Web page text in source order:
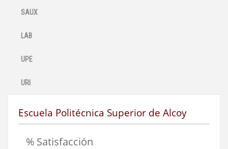
SAUX
LAB
UPE
URI
Escuela Politécnica Superior de Alcoy
% Satisfacción